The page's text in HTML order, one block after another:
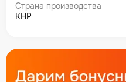
Страна производства
КНР